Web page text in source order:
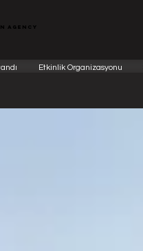
agency
Etkinlik Organizasyonu